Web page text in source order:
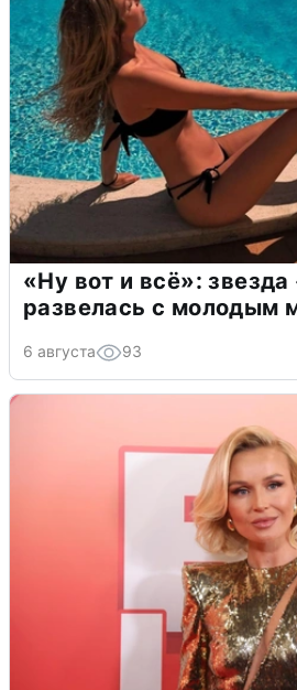
«Ну вот и всё»:
развелась с молодым
6 августа 93